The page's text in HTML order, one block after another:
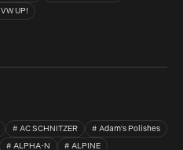
VW UP!
AC SCHNITZER
Adam's Polishes
ALPHA-N
ALPINE